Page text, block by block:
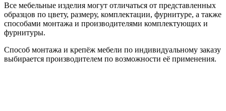
Все мебельные изделия могут отличаться от представленных
образцов по цвету, размеру, комплектации, фурнитуре, а также
способами монтажа и производителями комплектующих и
фурнитуры.
Способ монтажа и крепёж мебели по индивидуальному заказу
выбирается производителем по возможности её применения.